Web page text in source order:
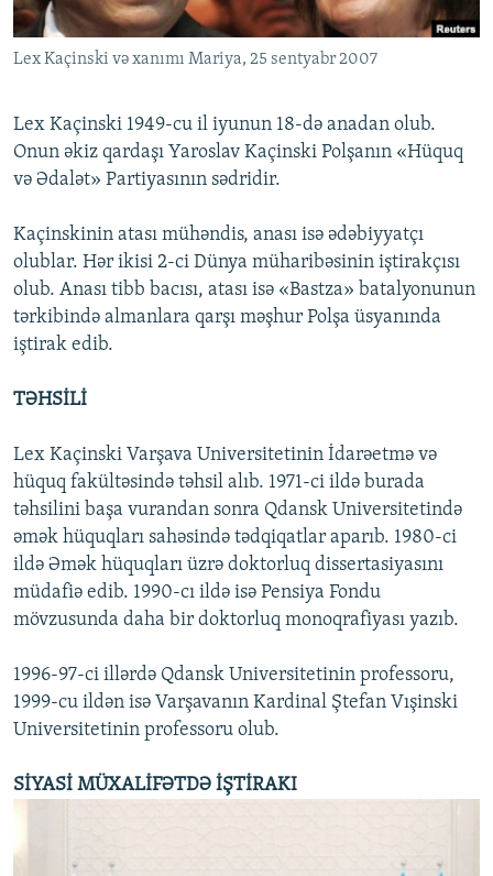
İNFOQRAFIKA
KARIKATURA
AZƏRBAYCAN ƏDƏBIYYATI KITABXANASI
İSLAM VƏ DEMOKRATIYA
MISSIYAMIZ
PEŞƏ ETIKASI VƏ JURNALISTIKA STANDARTLARIMIZ
AZADLIQRADIOSU MOBIL TELEFONUNUZDA
BIZIMLƏ ƏLAQƏ
BIZI IZLƏ
RFE/RL-in bütün saytları
Lex Kaçinski və xanımı Mariya, 25 sentyabr 2007
Lex Kaçinski 1949-cu il iyunun 18-də anadan olub.
Onun əkiz qardaşı Yaroslav Kaçinski Polşanın «Hüquq
və Ədalət» Partiyasının sədridir.
Kaçinskinin atası mühəndis, anası isə ədəbiyyatçı
olublar. Hər ikisi 2-ci Dünya müharibəsinin iştirakçısı
olub. Anası tibb bacısı, atası isə «Bastza» batalyonunun
tərkibində almanlara qarşı məşhur Polşa üsyanında
iştirak edib.
TƏHSİLİ
Lex Kaçinski Varşava Universitetinin İdarəetmə və
hüquq fakültəsində təhsil alıb. 1971-ci ildə burada
təhsilini başa vurandan sonra Qdansk Universitetində
əmək hüquqları sahəsində tədqiqatlar aparıb. 1980-ci
ildə Əmək hüquqları üzrə doktorluq dissertasiyasını
müdafiə edib. 1990-cı ildə isə Pensiya Fondu
mövzusunda daha bir doktorluq monoqrafiyası yazıb.
1996-97-ci illərdə Qdansk Universitetinin professoru,
1999-cu ildən isə Varşavanın Kardinal Ştefan Vışinski
Universitetinin professoru olub.
SİYASİ MÜXALİFƏTDƏ İŞTİRAKI